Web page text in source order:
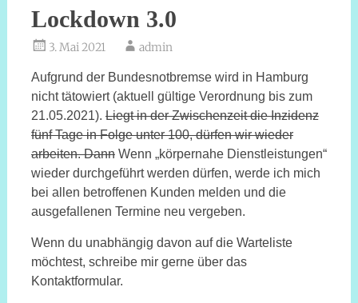
Lockdown 3.0
3. Mai 2021 admin
Aufgrund der Bundesnotbremse wird in Hamburg
nicht tätowiert (aktuell gültige Verordnung bis zum
21.05.2021). Liegt in der Zwischenzeit die Inzidenz
fünf Tage in Folge unter 100, dürfen wir wieder
arbeiten. DannWenn „körpernahe Dienstleistungen“
wieder durchgeführt werden dürfen, werde ich mich
bei allen betroffenen Kunden melden und die
ausgefallenen Termine neu vergeben.
Wenn du unabhängig davon auf die Warteliste
möchtest, schreibe mir gerne über das
Kontaktformular.